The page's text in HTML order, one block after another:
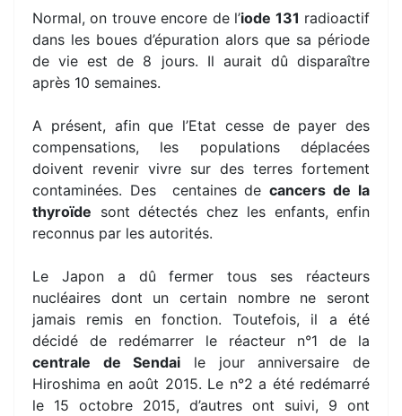
Normal, on trouve encore de l’iode 131 radioactif
dans les boues d’épuration alors que sa période
de vie est de 8 jours. Il aurait dû disparaître
après 10 semaines.
A présent, afin que l’Etat cesse de payer des
compensations, les populations déplacées
doivent revenir vivre sur des terres fortement
contaminées. Des centaines decancers de la
thyroïde sont détectés chez les enfants, enfin
reconnus par les autorités.
Le Japon a dû fermer tous ses réacteurs
nucléaires dont un certain nombre ne seront
jamais remis en fonction. Toutefois, il a été
décidé de redémarrer le réacteur n°1 de la
centrale de Sendai le jour anniversaire de
Hiroshima en août 2015. Le n°2 a été redémarré
le 15 octobre 2015, d’autres ont suivi, 9 ont